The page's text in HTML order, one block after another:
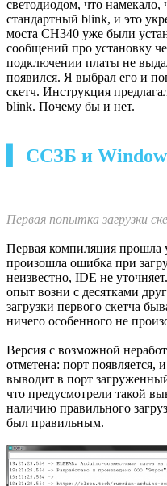
Зад Элмедведя, общий вид
Плата снабжена
совместимых плат чипом
CH340. Это, пожалуй, плюс,
заработает из коробки.
▍ Первые шаги
Как известно, если ничего
наконец, инструкцию. Я
дожидаться проблем и